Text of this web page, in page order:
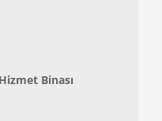
Binası